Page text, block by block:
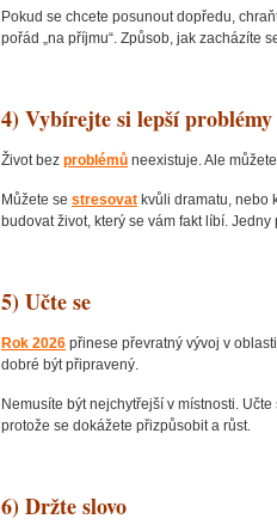
Pokud se chcete posunout dopředu,
pořád „na příjmu“. Způsob, jak zacházíte
4) Vybírejte si lepší problémy
Život bez problémů neexistuje. Ale
Můžete se stresovat kvůli dramatu, nebo
budovat život, který se vám fakt líbí.
5) Učte se
Rok 2026 přinese převratný vývoj v
dobré být připravený.
Nemusíte být nejchytřejší v místnosti.
protože se dokážete přizpůsobit a růst.
6) Držte slovo